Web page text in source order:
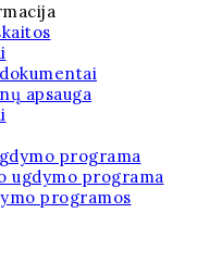
apsauga
programa
ugdymo programa
programos